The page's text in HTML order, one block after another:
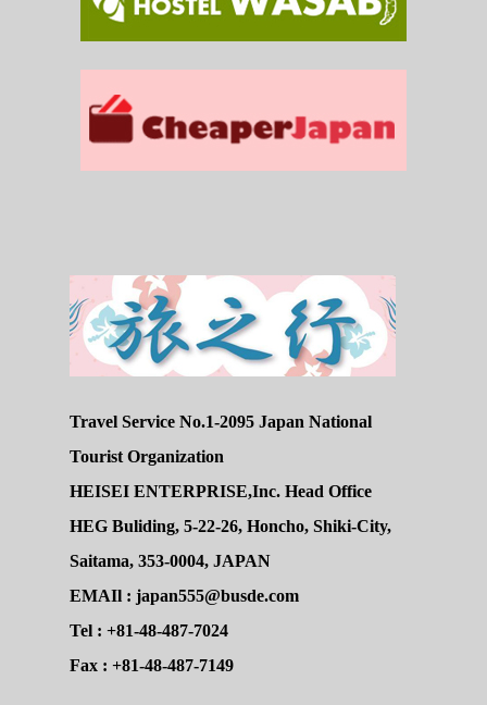
Travel Service No.1-2095 Japan National
Tourist Organization
HEISEI ENTERPRISE,Inc. Head Office
HEG Buliding, 5-22-26, Honcho, Shiki-City,
Saitama, 353-0004, JAPAN
EMAIl : japan555@busde.com
Tel : +81-48-487-7024
Fax : +81-48-487-7149